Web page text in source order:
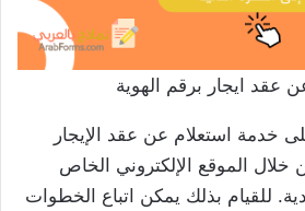
عقد ايجار برقم الهوية
خدمة استعلام عن عقد الإيجار
خلال الموقع الإلكتروني الخاص
للقيام بذلك يمكن اتباع الخطوات